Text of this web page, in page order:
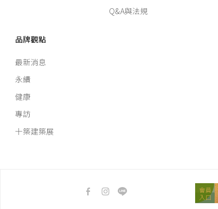
會員
入口
Q&A與法規
品牌觀點
最新消息
永續
健康
專訪
十築建築展